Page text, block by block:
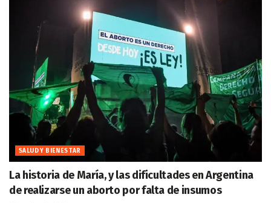
SALUD Y BIENESTAR
La historia de María, y las dificultades en Argentina
de realizarse un aborto por falta de insumos